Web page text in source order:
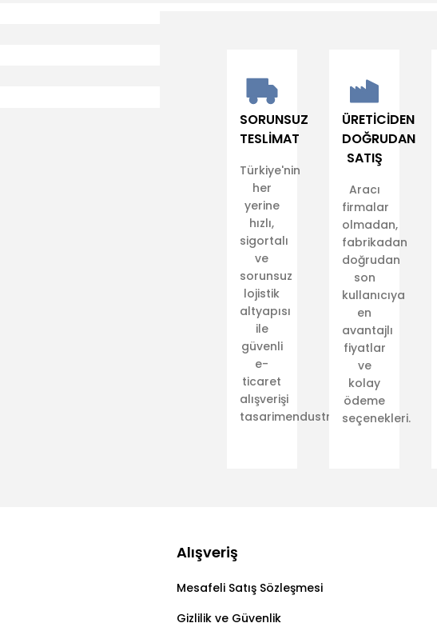
SORUNSUZ
TESLİMAT
Türkiye'nin
her
yerine
hızlı,
sigortalı
ve
sorunsuz
lojistik
altyapısı
ile
güvenli
e-
ticaret
alışverişi
tasarimendustriyel.com'da.
ÜRETİCİDEN
DOĞRUDAN
SATIŞ
Aracı
firmalar
olmadan,
fabrikadan
doğrudan
son
kullanıcıya
en
avantajlı
fiyatlar
ve
kolay
ödeme
seçenekleri.
Alışveriş
Mesafeli Satış Sözleşmesi
Gizlilik ve Güvenlik